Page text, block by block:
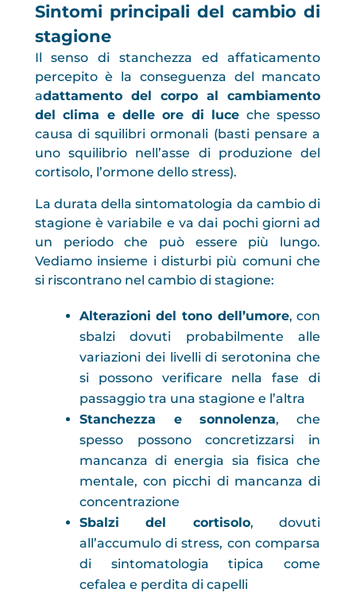
Sintomi principali del cambio di
stagione
Il senso di stanchezza ed affaticamento
percepito è la conseguenza del mancato
adattamento del corpo al cambiamento
del clima e delle ore di luce che spesso
causa di squilibri ormonali (basti pensare a
uno squilibrio nell’asse di produzione del
cortisolo, l’ormone dello stress).
La durata della sintomatologia da cambio di
stagione è variabile e va dai pochi giorni ad
un periodo che può essere più lungo.
Vediamo insieme i disturbi più comuni che
si riscontrano nel cambio di stagione:
Alterazioni del tono dell’umore, con
sbalzi dovuti probabilmente alle
variazioni dei livelli di serotonina che
si possono verificare nella fase di
passaggio tra una stagione e l’altra
Stanchezza e sonnolenza, che
spesso possono concretizzarsi in
mancanza di energia sia fisica che
mentale, con picchi di mancanza di
concentrazione
Sbalzi del cortisolo, dovuti
all’accumulo di stress, con comparsa
di sintomatologia tipica come
cefalea e perdita di capelli